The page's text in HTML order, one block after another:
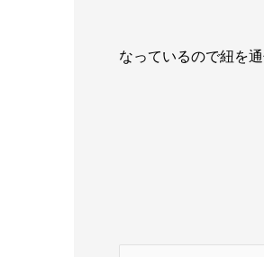
なっているので紐を